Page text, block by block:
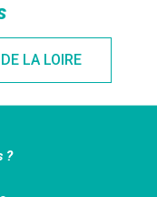
LA LOIRE
?